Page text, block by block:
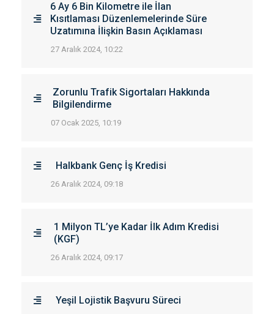
6 Ay 6 Bin Kilometre ile İlan
Kısıtlaması Düzenlemelerinde Süre
Uzatımına İlişkin Basın Açıklaması
27 Aralık 2024, 10:22
Zorunlu Trafik Sigortaları Hakkında
Bilgilendirme
07 Ocak 2025, 10:19
Halkbank Genç İş Kredisi
26 Aralık 2024, 09:18
1 Milyon TL’ye Kadar İlk Adım Kredisi
(KGF)
26 Aralık 2024, 09:17
Yeşil Lojistik Başvuru Süreci